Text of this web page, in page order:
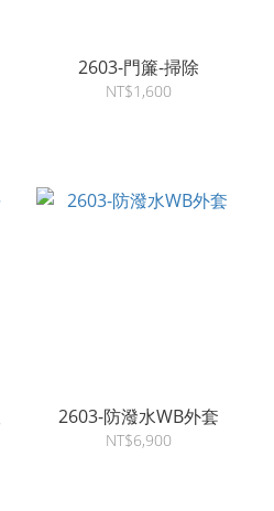
2603-門簾-掃除
NT$1,600
2603-防潑水WB外套
NT$6,900